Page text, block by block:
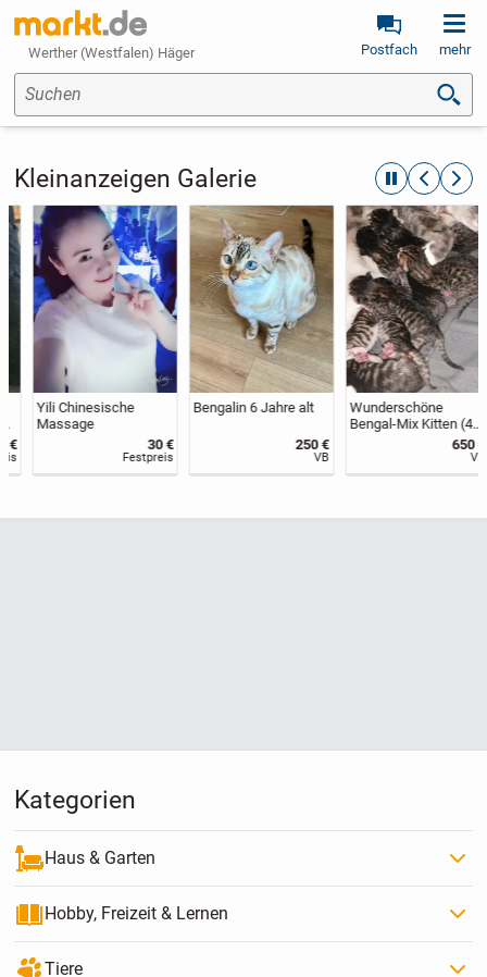
Werther (Westfalen) Häger Postfach mehr
Suchen
Kleinanzeigen Galerie automatische
Yili Chinesische
Massage
30 €
Festpreis
Bengalin 6 Jahre alt
250 €
Wunderschöne
Bengal-Mix Kitten (4
Leopardenmuster
650 €
Kategorien
Haus & Garten
Hobby, Freizeit & Lernen
Tiere